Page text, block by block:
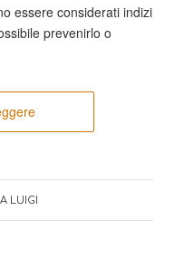
essere considerati indizi
prevenirlo o
LUIGI